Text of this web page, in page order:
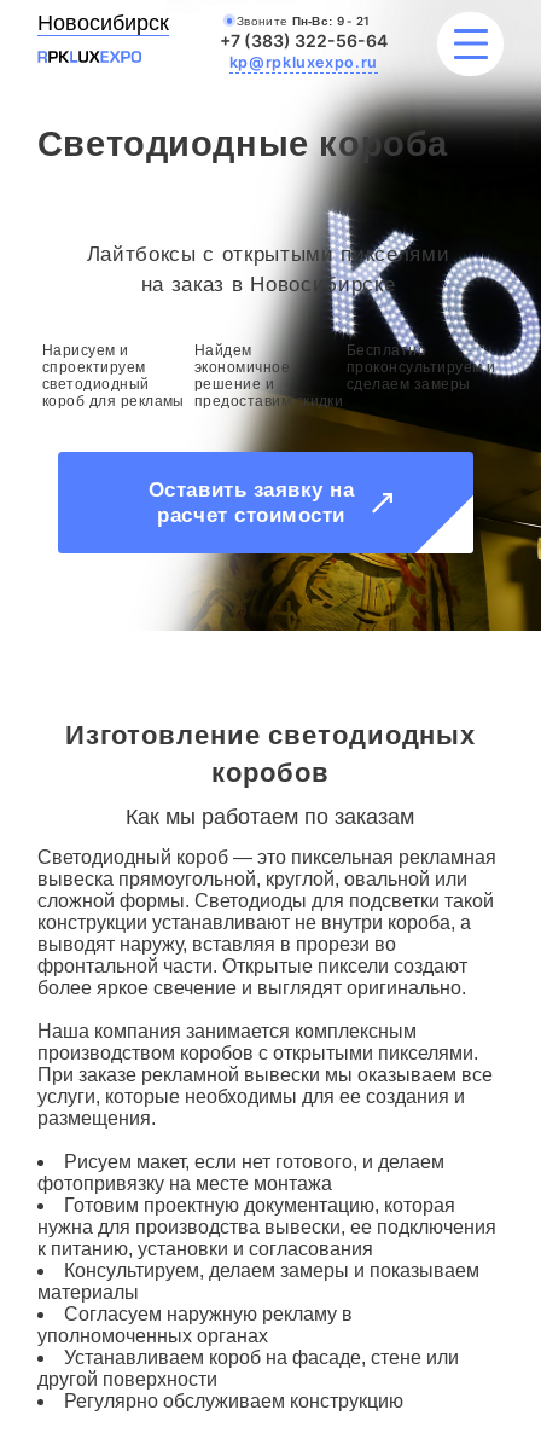
Новосибирск Звоните Пн-Вс: 9 - 21
+7 (383) 322-56-64
kp@rpkluxexpo.ru
НАШИ РАБОТЫ
БЛОГ
Светодиодные короба
Лайтбоксы с открытыми пикселями
на заказ в Новосибирске
Нарисуем и
спроектируем
светодиодный
короб для рекламы
Найдем
экономичное
решение и
предоставим скидки
Бесплатно
проконсультируем и
сделаем замеры
Оставить заявку на
расчет стоимости
Изготовление светодиодных
коробов
Как мы работаем по заказам
Светодиодный короб — это пиксельная рекламная
вывеска прямоугольной, круглой, овальной или
сложной формы. Светодиоды для подсветки такой
конструкции устанавливают не внутри короба, а
выводят наружу, вставляя в прорези во
фронтальной части. Открытые пиксели создают
более яркое свечение и выглядят оригинально.
Наша компания занимается комплексным
производством коробов с открытыми пикселями.
При заказе рекламной вывески мы оказываем все
услуги, которые необходимы для ее создания и
размещения.
Рисуем макет, если нет готового, и делаем
фотопривязку на месте монтажа
Готовим проектную документацию, которая
нужна для производства вывески, ее подключения
к питанию, установки и согласования
Консультируем, делаем замеры и показываем
материалы
Согласуем наружную рекламу в
уполномоченных органах
Устанавливаем короб на фасаде, стене или
другой поверхности
Регулярно обслуживаем конструкцию